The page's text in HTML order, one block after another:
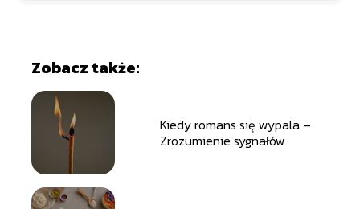
Zobacz także:
Kiedy romans się wypala –
Zrozumienie sygnałów